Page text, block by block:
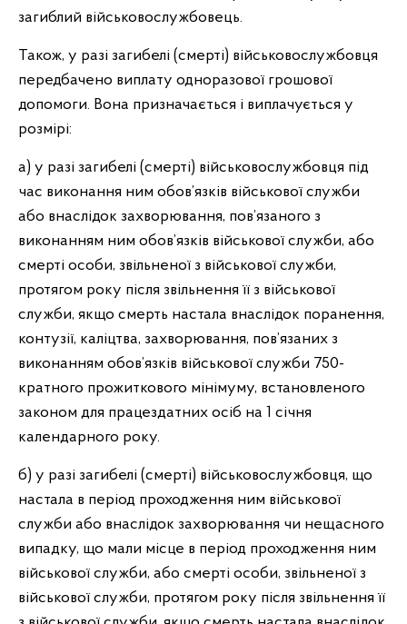
загиблий військовослужбовець.
Також, у разі загибелі (смерті) військовослужбовця
передбачено виплату одноразової грошової
допомоги. Вона призначається і виплачується у
розмірі:
а) у разі загибелі (смерті) військовослужбовця під
час виконання ним обов’язків військової служби
або внаслідок захворювання, пов’язаного з
виконанням ним обов’язків військової служби, або
смерті особи, звільненої з військової служби,
протягом року після звільнення її з військової
служби, якщо смерть настала внаслідок поранення,
контузії, каліцтва, захворювання, пов’язаних з
виконанням обов’язків військової служби 750-
кратного прожиткового мінімуму, встановленого
законом для працездатних осіб на 1 січня
календарного року.
б) у разі загибелі (смерті) військовослужбовця, що
настала в період проходження ним військової
служби або внаслідок захворювання чи нещасного
випадку, що мали місце в період проходження ним
військової служби, або смерті особи, звільненої з
військової служби, протягом року після звільнення її